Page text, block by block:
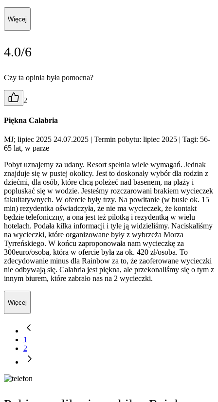
Więcej
4.0/6
Czy ta opinia była pomocna?
2
Piękna Calabria
MJ; lipiec 2025 24.07.2025 | Termin pobytu: lipiec 2025 | Tagi: 56-
65 lat, w parze
Pobyt uznajemy za udany. Resort spełnia wiele wymagań. Jednak
znajduje się w pustej okolicy. Jest to doskonały wybór dla rodzin z
dziećmi, dla osób, które chcą poleżeć nad basenem, na plaży i
popluskać się w wodzie. Jesteśmy rozczarowani brakiem wycieczek
fakultatywnych. W ofercie były trzy. Na powitanie (w busie ok. 15
min) rezydentka oświadczyła, że nie ma wycieczek, że kontakt
będzie telefoniczny, a ona jest też pilotką i rezydentką w wielu
hotelach. Podała kilka informacji i tyle ją widzieliśmy. Naciskaliśmy
na wycieczki, które organizowane były z wybrzeża Morza
Tyrreńskiego. W końcu zaproponowała nam wycieczkę za
300euro/osoba, która w ofercie była za ok. 420 zł/osoba. To
zdecydowanie minus dla Rainbow za to, że zaoferowane wycieczki
nie odbywają się. Calabria jest piękna, ale przekonaliśmy się o tym z
innym biurem, które zabrało nas na 2 wycieczki.
Więcej
1
2